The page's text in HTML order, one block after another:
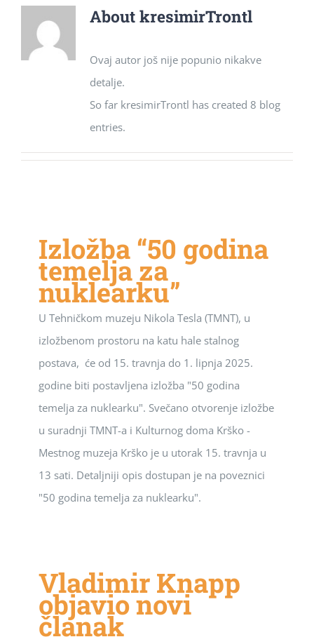
About kresimirTrontl
Ovaj autor još nije popunio nikakve
detalje.
So far kresimirTrontl has created 8 blog
entries.
Izložba “50 godina
temelja za
nuklearku”
U Tehničkom muzeju Nikola Tesla (TMNT), u
izložbenom prostoru na katu hale stalnog
postava, će od 15. travnja do 1. lipnja 2025.
godine biti postavljena izložba "50 godina
temelja za nuklearku". Svečano otvorenje izložbe
u suradnji TMNT-a i Kulturnog doma Krško -
Mestnog muzeja Krško je u utorak 15. travnja u
13 sati. Detaljniji opis dostupan je na poveznici
"50 godina temelja za nuklearku".
Vladimir Knapp
objavio novi
članak